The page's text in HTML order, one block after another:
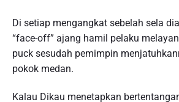
Di setiap mengangkat sebelah sela
“face-off” ajang hamil pelaku
puck sesudah pemimpin
pokok medan.
Kalau Dikau menetapkan